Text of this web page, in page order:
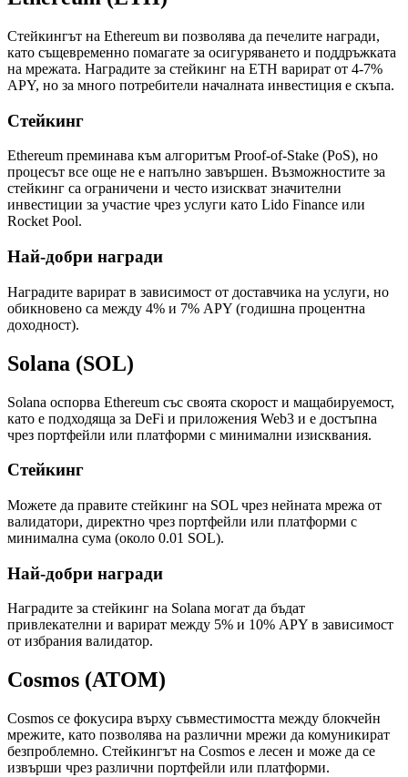
Стейкингът на Ethereum ви позволява да печелите награди,
като същевременно помагате за осигуряването и поддръжката
на мрежата. Наградите за стейкинг на ETH варират от 4-7%
APY, но за много потребители началната инвестиция е скъпа.
Стейкинг
Ethereum преминава към алгоритъм Proof-of-Stake (PoS), но
процесът все още не е напълно завършен. Възможностите за
стейкинг са ограничени и често изискват значителни
инвестиции за участие чрез услуги като Lido Finance или
Rocket Pool.
Най-добри награди
Наградите варират в зависимост от доставчика на услуги, но
обикновено са между 4% и 7% APY (годишна процентна
доходност).
Solana (SOL)
Solana оспорва Ethereum със своята скорост и мащабируемост,
като е подходяща за DeFi и приложения Web3 и е достъпна
чрез портфейли или платформи с минимални изисквания.
Стейкинг
Можете да правите стейкинг на SOL чрез нейната мрежа от
валидатори, директно чрез портфейли или платформи с
минимална сума (около 0.01 SOL).
Най-добри награди
Наградите за стейкинг на Solana могат да бъдат
привлекателни и варират между 5% и 10% APY в зависимост
от избрания валидатор.
Cosmos (ATOM)
Cosmos се фокусира върху съвместимостта между блокчейн
мрежите, като позволява на различни мрежи да комуникират
безпроблемно. Стейкингът на Cosmos е лесен и може да се
извърши чрез различни портфейли или платформи.